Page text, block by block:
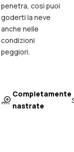
penetra, così puoi
goderti la neve
anche nelle
condizioni
peggiori.
Completamente
nastrate